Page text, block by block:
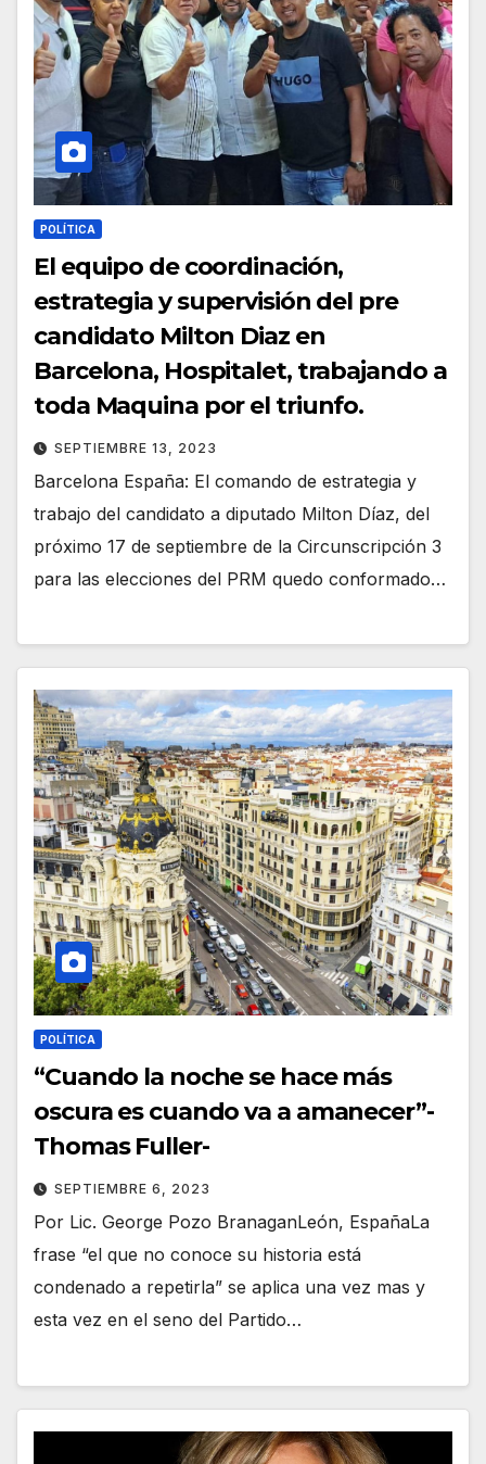
POLÍTICA
El equipo de coordinación,
estrategia y supervisión del pre
candidato Milton Diaz en
Barcelona, Hospitalet, trabajando a
toda Maquina por el triunfo.
SEPTIEMBRE 13, 2023
Barcelona España: El comando de estrategia y
trabajo del candidato a diputado Milton Díaz, del
próximo 17 de septiembre de la Circunscripción 3
para las elecciones del PRM quedo conformado…
POLÍTICA
“Cuando la noche se hace más
oscura es cuando va a amanecer”-
Thomas Fuller-
SEPTIEMBRE 6, 2023
Por Lic. George Pozo BranaganLeón, EspañaLa
frase “el que no conoce su historia está
condenado a repetirla” se aplica una vez mas y
esta vez en el seno del Partido…